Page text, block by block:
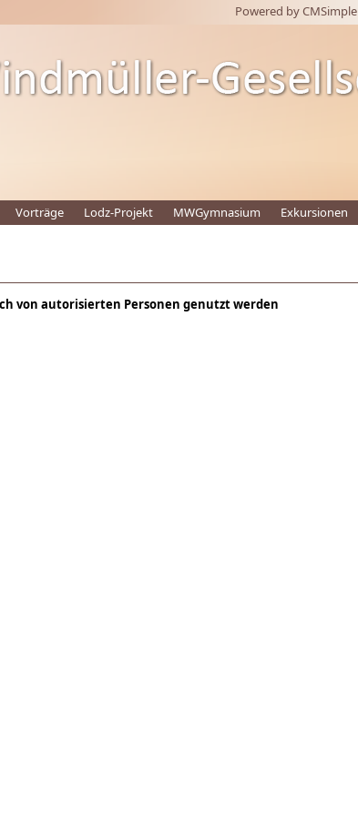
Powered by CMSimple
Vorträge Lodz-Projekt MWGymnasium Exkursionen
von autorisierten Personen genutzt werden